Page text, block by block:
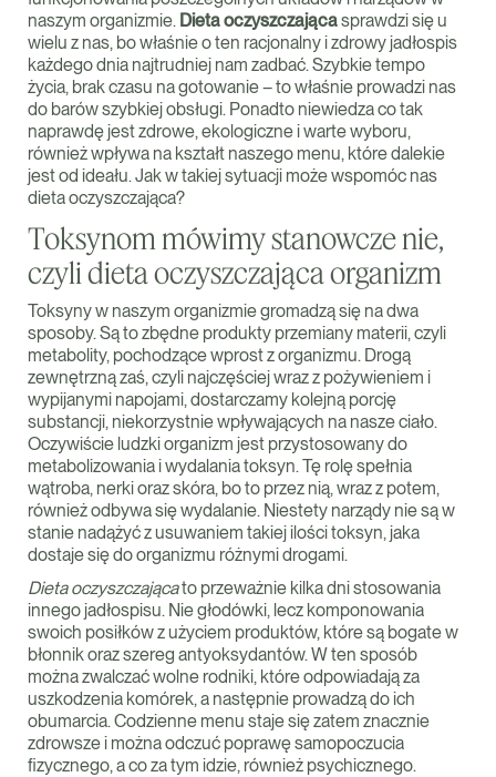
naszym organizmie. Dieta oczyszczającasprawdzi się u
wielu z nas, bo właśnie o ten racjonalny i zdrowy jadłospis
każdego dnia najtrudniej nam zadbać. Szybkie tempo
życia, brak czasu na gotowanie – to właśnie prowadzi nas
do barów szybkiej obsługi. Ponadto niewiedza co tak
naprawdę jest zdrowe, ekologiczne i warte wyboru,
również wpływa na kształt naszego menu, które dalekie
jest od ideału. Jak w takiej sytuacji może wspomóc nas
dieta oczyszczająca?
Toksynom mówimy stanowcze nie,
czyli dieta oczyszczająca organizm
Toksyny w naszym organizmie gromadzą się na dwa
sposoby. Są to zbędne produkty przemiany materii, czyli
metabolity, pochodzące wprost z organizmu. Drogą
zewnętrzną zaś, czyli najczęściej wraz z pożywieniem i
wypijanymi napojami, dostarczamy kolejną porcję
substancji, niekorzystnie wpływających na nasze ciało.
Oczywiście ludzki organizm jest przystosowany do
metabolizowania i wydalania toksyn. Tę rolę spełnia
wątroba, nerki oraz skóra, bo to przez nią, wraz z potem,
również odbywa się wydalanie. Niestety narządy nie są w
stanie nadążyć z usuwaniem takiej ilości toksyn, jaka
dostaje się do organizmu różnymi drogami.
Dieta oczyszczającato przeważnie kilka dni stosowania
innego jadłospisu. Nie głodówki, lecz komponowania
swoich posiłków z użyciem produktów, które są bogate w
błonnik oraz szereg antyoksydantów. W ten sposób
można zwalczać wolne rodniki, które odpowiadają za
uszkodzenia komórek, a następnie prowadzą do ich
obumarcia. Codzienne menu staje się zatem znacznie
zdrowsze i można odczuć poprawę samopoczucia
fizycznego, a co za tym idzie, również psychicznego.